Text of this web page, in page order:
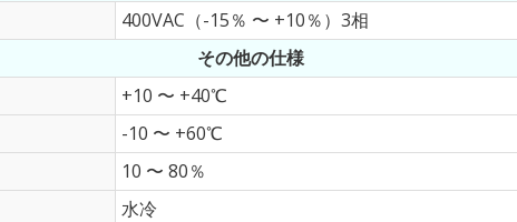
400VAC（-15％ 〜 +10％）3相
その他の仕様
+10 〜 +40℃
-10 〜 +60℃
10 〜 80％
水冷